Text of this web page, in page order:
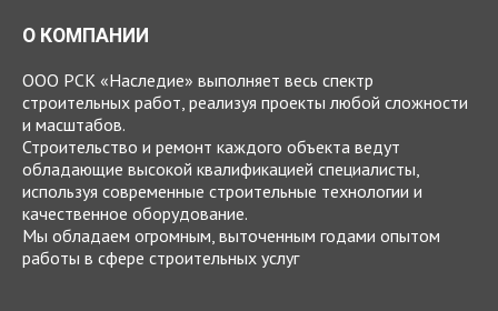
О КОМПАНИИ
ООО РСК «Наследие» выполняет весь спектр
строительных работ, реализуя проекты любой сложности
и масштабов.
Строительство и ремонт каждого объекта ведут
обладающие высокой квалификацией специалисты,
используя современные строительные технологии и
качественное оборудование.
Мы обладаем огромным, выточенным годами опытом
работы в сфере строительных услуг